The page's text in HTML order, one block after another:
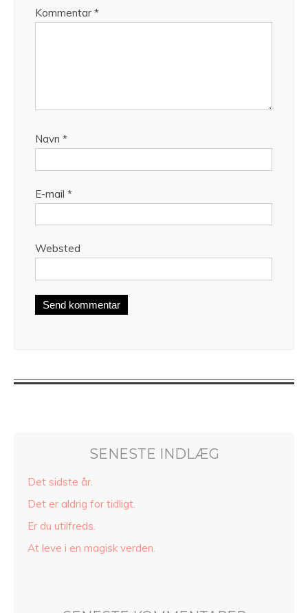
Kommentar *
Navn *
E-mail *
Websted
SENESTE INDLÆG
Det sidste år.
Det er aldrig for tidligt.
Er du utilfreds.
At leve i en magisk verden.